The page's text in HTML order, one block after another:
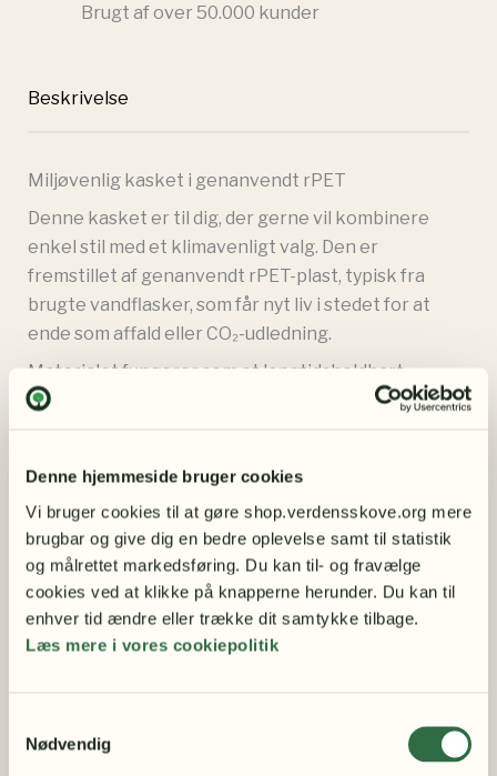
Denne hjemmeside bruger cookies
Vi bruger cookies til at gøre shop.verdensskove.org mere
brugbar og give dig en bedre oplevelse samt til statistik
og målrettet markedsføring. Du kan til- og fravælge
cookies ved at klikke på knapperne herunder. Du kan til
enhver tid ændre eller trække dit samtykke tilbage.
Læs mere i vores cookiepolitik
Nødvendig
Brugt af over 50.000 kunder
Beskrivelse
Miljøvenlig kasket i genanvendt rPET
Denne kasket er til dig, der gerne vil kombinere
enkel stil med et klimavenligt valg. Den er
fremstillet af genanvendt rPET-plast, typisk fra
brugte vandflasker, som får nyt liv i stedet for at
ende som affald eller CO₂-udledning.
Materialet fungerer som et langtidsholdbart
kulstofdepot, og genanvendelse af plast sparer
med ventilationshuller og en justerbar rem, der
sikrer en god pasform – også på varme dage. Den
fungerer både som praktisk solbeskyttelse og som
et stilrent accessory til hverdagen.
Når du køber et produkt i Verdens Skoves webshop,
Latinamerika og Østafrika med konkrete projekter
i Honduras, Panama, Nicaragua, Bolivia, Etiopien og